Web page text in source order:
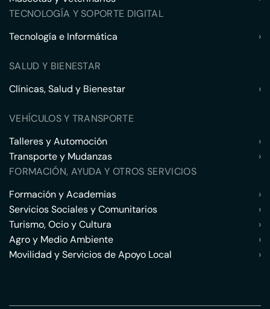
TECNOLOGÍA Y SOPORTE DIGITAL
Tecnología e Informática
›
SALUD Y BIENESTAR
Clínicas, Salud y Bienestar
›
VEHÍCULOS Y TRANSPORTE
Talleres y Automoción
›
Transporte y Mudanzas
›
FORMACIÓN, AYUDA Y OTROS SERVICIOS
Formación y Academias
›
Servicios Sociales y Comunitarios
›
Turismo, Ocio y Cultura
›
Agro y Medio Ambiente
›
Movilidad y Servicios de Apoyo Local
›